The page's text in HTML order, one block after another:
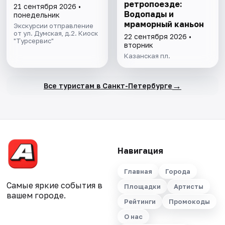
21 сентября 2026 •
понедельник
Экскурсии отправление
от ул. Думская, д.2. Киоск
"Турсервис"
ретропоезде:
Водопады и
мраморный каньон
22 сентября 2026 •
вторник
Казанская пл.
Все туристам в Санкт-Петербурге →
Самые яркие события в
вашем городе.
Навигация
Главная
Города
Площадки
Артисты
Рейтинги
Промокоды
О нас